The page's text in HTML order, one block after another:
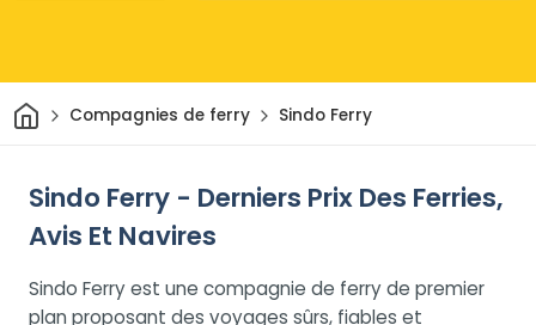
Maison
Compagnies de ferry Sindo Ferry
Sindo Ferry - Derniers Prix Des Ferries,
Avis Et Navires
Sindo Ferry est une compagnie de ferry de premier
plan proposant des voyages sûrs, fiables et